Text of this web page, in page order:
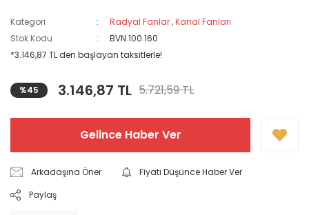
Kategori Radyal Fanlar,Kanal Fanları
Stok Kodu
BVN.100.160
*3.146,87 TL den başlayan taksitlerle!
%45 3.146,87 TL 5.721,59 TL
Gelince Haber Ver
Arkadaşına Öner
Fiyatı Düşünce Haber Ver
Paylaş